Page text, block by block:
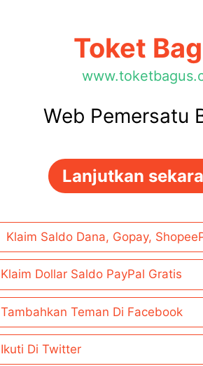
Toket
Web Pemersatu
Lanjutkan
Klaim Saldo Dana, Gopay,
Klaim Dollar Saldo PayPal Gratis
Tambahkan Teman Di Facebook
Ikuti Di Twitter